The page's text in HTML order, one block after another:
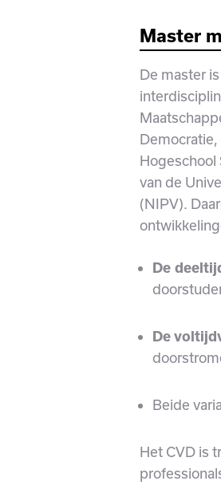
Master
De master
Democratie,
Hogeschool
van de
(NIPV).
De
De
Beide
Het CVD is